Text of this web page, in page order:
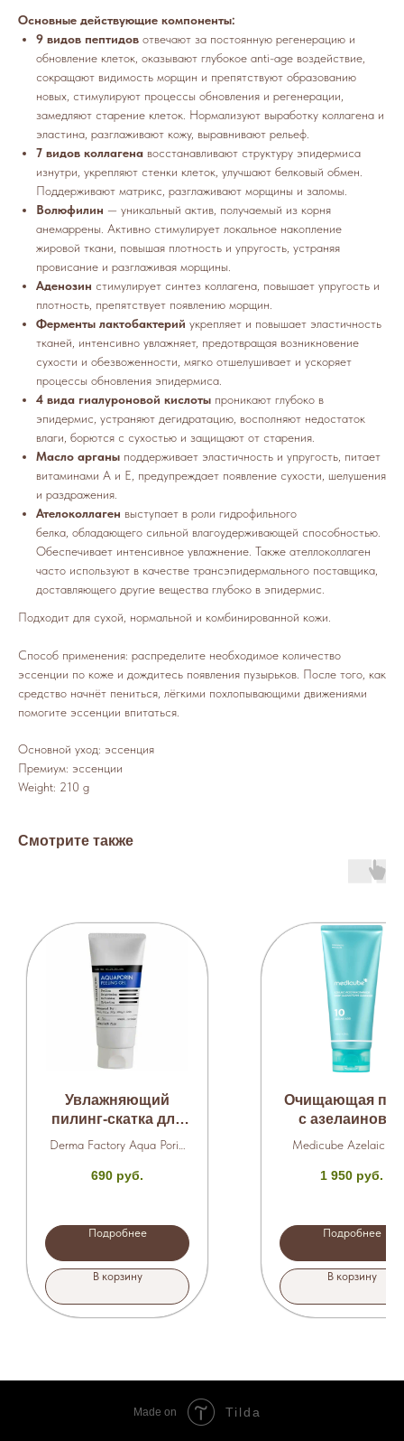
Основные действующие компоненты:
9 видов пептидов отвечают за постоянную регенерацию и
обновление клеток, оказывают глубокое anti-age воздействие,
сокращают видимость морщин и препятствуют образованию
новых, стимулируют процессы обновления и регенерации,
замедляют старение клеток. Нормализуют выработку коллагена и
эластина, разглаживают кожу, выравнивают рельеф.
7 видов коллагена восстанавливают структуру эпидермиса
изнутри, укрепляют стенки клеток, улучшают белковый обмен.
Поддерживают матрикс, разглаживают морщины и заломы.
Волюфилин — уникальный актив, получаемый из корня
анемаррены. Активно стимулирует локальное накопление
жировой ткани, повышая плотность и упругость, устраняя
провисание и разглаживая морщины.
Аденозин стимулирует синтез коллагена, повышает упругость и
плотность, препятствует появлению морщин.
Ферменты лактобактерий укрепляет и повышает эластичность
тканей, интенсивно увлажняет, предотвращая возникновение
сухости и обезвоженности, мягко отшелушивает и ускоряет
процессы обновления эпидермиса.
4 вида гиалуроновой кислоты проникают глубоко в
эпидермис, устраняют дегидратацию, восполняют недостаток
влаги, борются с сухостью и защищают от старения.
Масло арганы поддерживает эластичность и упругость, питает
витаминами А и Е, предупреждает появление сухости, шелушения
и раздражения.
Ателоколлаген выступает в роли гидрофильного
белка, обладающего сильной влагоудерживающей способностью.
Обеспечивает интенсивное увлажнение. Также ателлоколлаген
часто используют в качестве трансэпидермального поставщика,
доставляющего другие вещества глубоко в эпидермис.
Подходит для сухой, нормальной и комбинированной кожи.
Способ применения: распределите необходимое количество
эссенции по коже и дождитесь появления пузырьков. После того, как
средство начнёт пениться, лёгкими похлопывающими движениями
помогите эссенции впитаться.
Основной уход: эссенция
Премиум: эссенции
Weight: 210 g
Смотрите также
Увлажняющий
пилинг-скатка для
лица с
аквапорином 120
мл.
Derma Factory Aqua Porin
690 руб.
Подробнее
В корзину
Очищающая
с азелаиновой
кислотой 120
Medicube Azelaic
Foam Cleanser
1 950 руб.
Подробнее
В корзину
Made on Tilda